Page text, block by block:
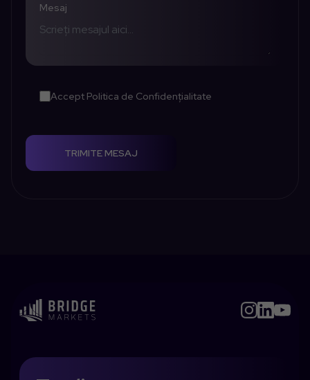
Mesaj
Accept Politica de Confidențialitate
TRIMITE MESAJ